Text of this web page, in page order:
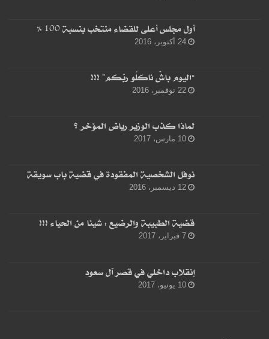
أول مجلس أعلى للقضاء منتخب بنسبة 100 %
24 أكتوبر، 2016
“اليوم باشْ ناكلُو ربّكم” !!!
22 نوفمبر، 2016
لماذا كذب الوزير رياض المؤخر ؟
10 مارس، 2017
نوفل الشخصية المفقودة في قضية باب سويقة
12 ديسمبر، 2016
قضية الطبيبة والرضيع : شيئا من الحياء !!!
7 فبراير، 2017
إنقلاب داخلي في قصر آل سعود
10 يونيو، 2017